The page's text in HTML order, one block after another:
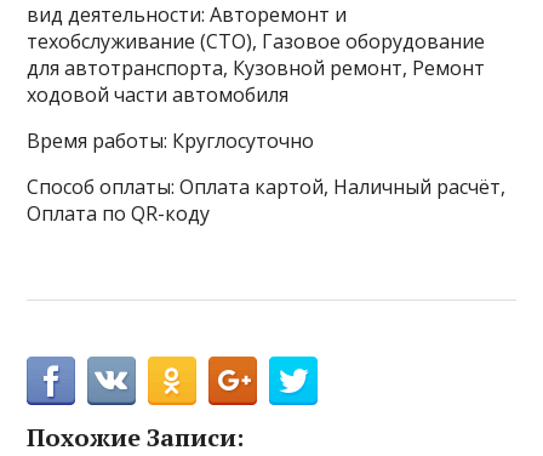
вид деятельности: Авторемонт и
техобслуживание (СТО), Газовое оборудование
для автотранспорта, Кузовной ремонт, Ремонт
ходовой части автомобиля
Время работы: Круглосуточно
Способ оплаты: Оплата картой, Наличный расчёт,
Оплата по QR-коду
Похожие Записи: